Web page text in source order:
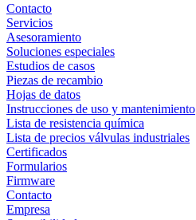
Contacto
Servicios
Asesoramiento
Soluciones especiales
Estudios de casos
Piezas de recambio
Hojas de datos
Instrucciones de uso y mantenimiento
Lista de resistencia química
Lista de precios válvulas industriales
Certificados
Formularios
Firmware
Contacto
Empresa